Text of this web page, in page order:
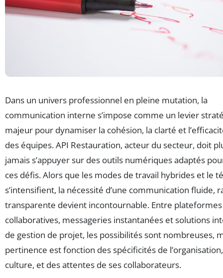
Dans un univers professionnel en pleine mutation, la
communication interne s’impose comme un levier
majeur pour dynamiser la cohésion, la clarté et
des équipes. API Restauration, acteur du secteur, doit
jamais s’appuyer sur des outils numériques adaptés
ces défis. Alors que les modes de travail hybrides et le
s’intensifient, la nécessité d’une communication fluide,
transparente devient incontournable. Entre plateformes
collaboratives, messageries instantanées et solutions
de gestion de projet, les possibilités sont nombreuses,
pertinence est fonction des spécificités de
culture, et des attentes de ses collaborateurs.